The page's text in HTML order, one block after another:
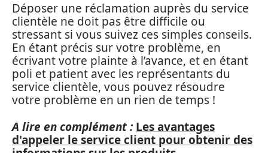
Déposer une réclamation auprès du service
clientèle ne doit pas être difficile ou
stressant si vous suivez ces simples conseils.
En étant précis sur votre problème, en
écrivant votre plainte à l’avance, et en étant
poli et patient avec les représentants du
service clientèle, vous pouvez résoudre
votre problème en un rien de temps !
A lire en complément : Les avantages
d'appeler le service client pour obtenir des